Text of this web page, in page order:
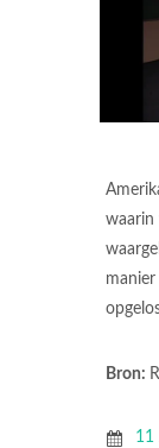
waarin
Bron:
11